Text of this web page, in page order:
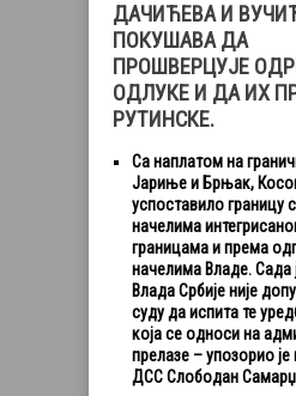
ДАЧИЋЕВА И
ПОКУШАВА ДА
ПРОШВЕРЦУЈЕ
ОДЛУКЕ И ДА ИХ
РУТИНСКЕ.
Са наплатом на
Јариње и Брњак,
успоставило границу
начелима
границама и према
начелима Владе. Сада
Влада Србије није
суду да испита те
која се односи на
прелазе – упозорио
ДСС Слободан